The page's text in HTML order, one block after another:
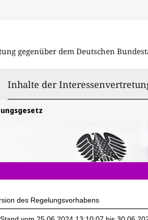
gegenüber dem Deutschen
Inhalte der
des Regelungsvorhabens